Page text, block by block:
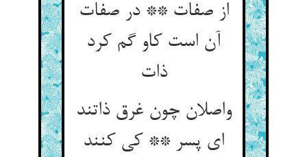
از صفات ** در صفات
آن است کاو گم کرد
ذات‏
واصلان چون غرق ذاتند
ای پسر ** کی کنند